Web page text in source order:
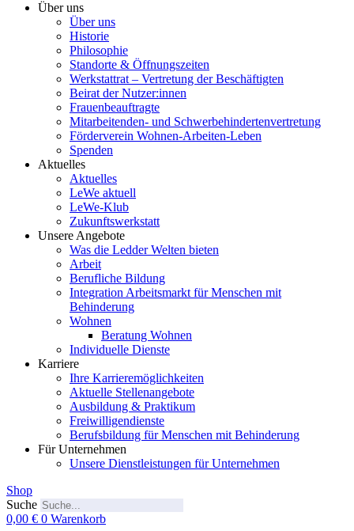
Über uns
Über uns
Historie
Philosophie
Standorte & Öffnungszeiten
Werkstattrat – Vertretung der Beschäftigten
Beirat der Nutzer:innen
Frauenbeauftragte
Mitarbeitenden- und Schwerbehindertenvertretung
Förderverein Wohnen-Arbeiten-Leben
Spenden
Aktuelles
Aktuelles
LeWe aktuell
LeWe-Klub
Zukunftswerkstatt
Unsere Angebote
Was die Ledder Welten bieten
Arbeit
Berufliche Bildung
Integration Arbeitsmarkt für Menschen mit
Behinderung
Wohnen
Beratung Wohnen
Individuelle Dienste
Karriere
Ihre Karrieremöglichkeiten
Aktuelle Stellenangebote
Ausbildung & Praktikum
Freiwilligendienste
Berufsbildung für Menschen mit Behinderung
Für Unternehmen
Unsere Dienstleistungen für Unternehmen
Shop
Suche
0,00 € 0 Warenkorb